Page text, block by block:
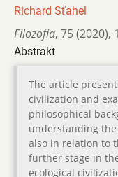
Richard Sťahel
Filozofia, 75 (2020),
Abstrakt
The article
civilization and
philosophical
understanding
also in relation to
further stage in
ecological